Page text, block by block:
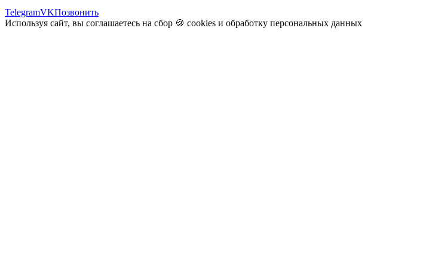
TelegramVKПозвонить
Используя сайт, вы соглашаетесь на сбор 🍪 cookies и обработку персональных данных